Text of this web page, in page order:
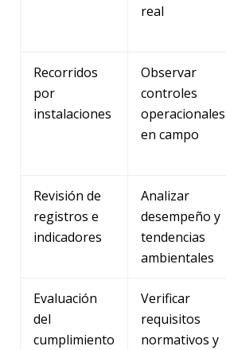
real
Recorridos
por
instalaciones
Observar
controles
operacionales
en campo
Revisión de
registros e
indicadores
Analizar
desempeño y
tendencias
ambientales
Evaluación
del
cumplimiento
Verificar
requisitos
normativos y